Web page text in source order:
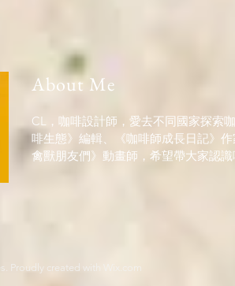
About Me
CL，咖啡設計師，愛去不同國家探索
啡生態》編輯、《咖啡師成長日記》
禽獸朋友們》動畫師，希望帶大家認
Proudly created with Wix.com